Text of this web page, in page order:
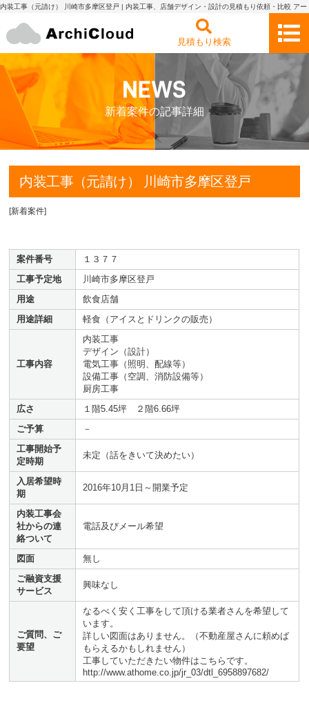
内装工事（元請け） 川崎市多摩区登戸 | 内装工事、店舗デザイン・設計の見積もり依頼・比較 アー
見積もり検索
新着案件の記事詳細
内装工事（元請け） 川崎市多摩区登戸
[新着案件]
案件番号
１３７７
工事予定地
川崎市多摩区登戸
用途
飲食店舗
用途詳細
軽食（アイスとドリンクの販売）
工事内容
内装工事
デザイン（設計）
電気工事（照明、配線等）
設備工事（空調、消防設備等）
厨房工事
広さ
１階5.45坪 ２階6.66坪
ご予算
－
工事開始予
定時期
未定（話をきいて決めたい）
入居希望時
期
2016年10月1日～開業予定
内装工事会
社からの連
絡ついて
電話及びメール希望
図面
無し
ご融資支援
サービス
興味なし
ご質問、ご
要望
なるべく安く工事をして頂ける業者さんを希望して
います。
詳しい図面はありません。（不動産屋さんに頼めば
もらえるかもしれません）
工事していただきたい物件はこちらです。
http://www.athome.co.jp/jr_03/dtl_6958897682/